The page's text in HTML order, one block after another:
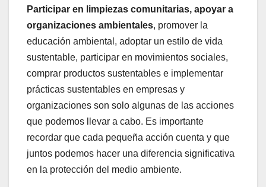
Participar en limpiezas comunitarias, apoyar a
organizaciones ambientales, promover la
educación ambiental, adoptar un estilo de vida
sustentable, participar en movimientos sociales,
comprar productos sustentables e implementar
prácticas sustentables en empresas y
organizaciones son solo algunas de las acciones
que podemos llevar a cabo. Es importante
recordar que cada pequeña acción cuenta y que
juntos podemos hacer una diferencia significativa
en la protección del medio ambiente.